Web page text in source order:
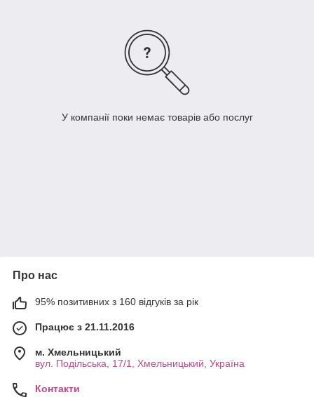
У компанії поки немає товарів або послуг
Про нас
95% позитивних з 160 відгуків за рік
Працює з 21.11.2016
м. Хмельницький
вул. Подільська, 17/1, Хмельницький, Україна
Контакти